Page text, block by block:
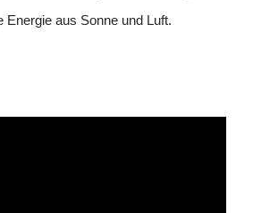
Energie aus Sonne und Luft.